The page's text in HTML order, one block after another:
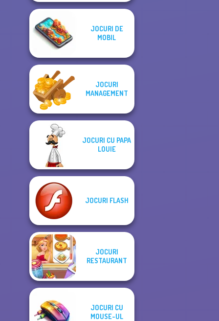
JOCURI DE
MOBIL
JOCURI
MANAGEMENT
JOCURI CU PAPA
LOUIE
JOCURI FLASH
JOCURI
RESTAURANT
JOCURI CU
MOUSE-UL